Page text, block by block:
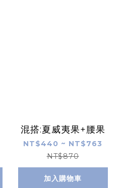
混搭:夏威夷果+腰果
NT$440 ~ NT$763
NT$870
加入購物車